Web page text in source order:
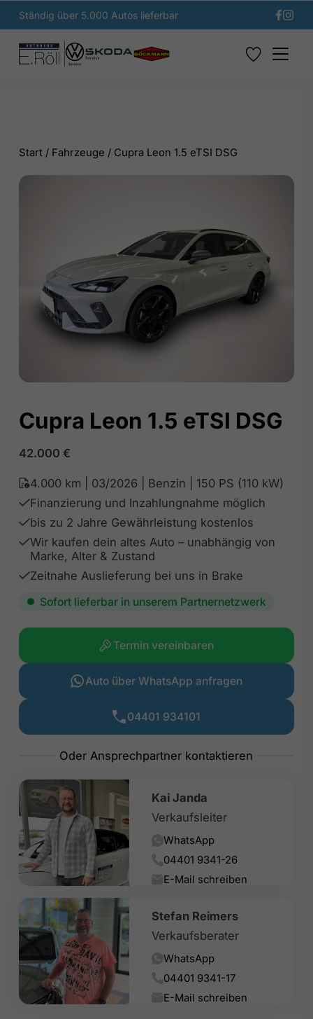
Ständig über 5.000 Autos lieferbar
Start/ Fahrzeuge / Cupra Leon 1.5 eTSI DSG
Cupra Leon 1.5 eTSI DSG
42.000 €
4.000 km | 03/2026 | Benzin | 150 PS (110 kW)
Finanzierung und Inzahlungnahme möglich
bis zu 2 Jahre Gewährleistung kostenlos
Wir kaufen dein altes Auto – unabhängig von
Marke, Alter & Zustand
Zeitnahe Auslieferung bei uns in Brake
Sofort lieferbar in unserem Partnernetzwerk
Termin vereinbaren
Auto über WhatsApp anfragen
04401 934101
Kai Janda
Verkaufsleiter
WhatsApp
04401 9341-26
E-Mail schreiben
Stefan Reimers
Verkaufsberater
WhatsApp
04401 9341-17
E-Mail schreiben